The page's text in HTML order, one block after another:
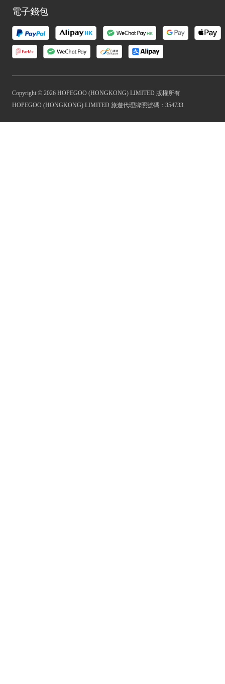
電子錢包
Copyright © 2026 HOPEGOO (HONGKONG) LIMITED 版權所有
HOPEGOO (HONGKONG) LIMITED 旅遊代理牌照號碼：354733